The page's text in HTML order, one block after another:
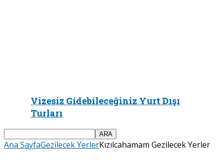
Vizesiz Gidebileceğiniz Yurt Dışı
Turları
Ana SayfaGezilecek YerlerKızılcahamam Gezilecek Yerler